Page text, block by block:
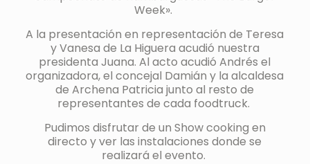
Week».
A la presentación en representación de Teresa
y Vanesa de La Higuera acudió nuestra
presidenta Juana. Al acto acudió Andrés el
organizadora, el concejal Damián y la alcaldesa
de Archena Patricia junto al resto de
representantes de cada foodtruck.
Pudimos disfrutar de un Show cooking en
directo y ver las instalaciones donde se
realizará el evento.